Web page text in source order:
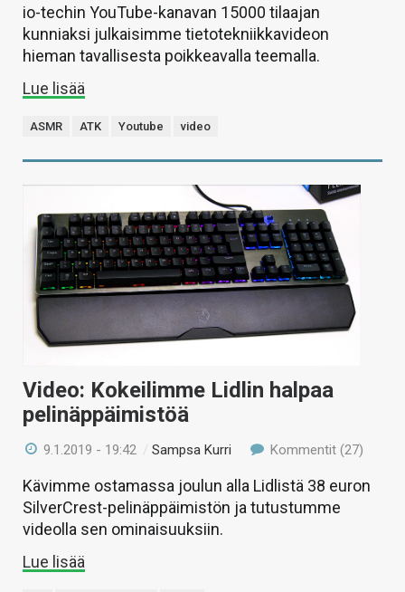
io-techin YouTube-kanavan 15000 tilaajan
kunniaksi julkaisimme tietotekniikkavideon
hieman tavallisesta poikkeavalla teemalla.
Lue lisää
ASMR ATK Youtube video
Video: Kokeilimme Lidlin halpaa
pelinäppäimistöä
9.1.2019 - 19:42 /Sampsa Kurri Kommentit (27)
Kävimme ostamassa joulun alla Lidlistä 38 euron
SilverCrest-pelinäppäimistön ja tutustumme
videolla sen ominaisuuksiin.
Lue lisää